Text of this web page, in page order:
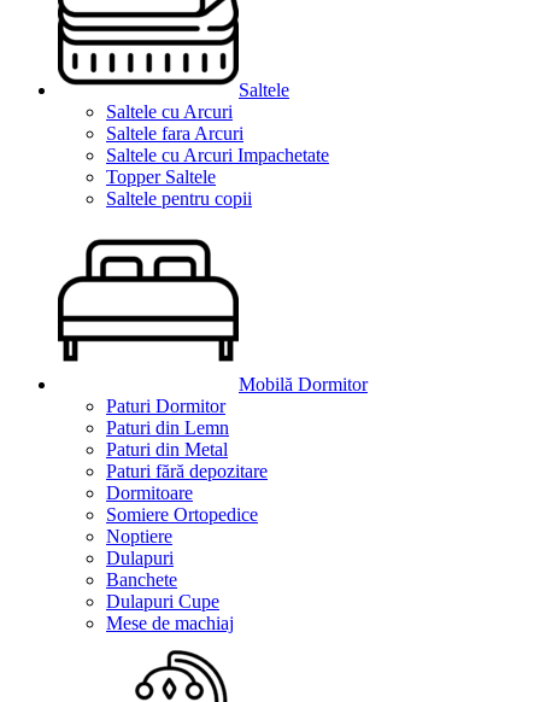
Saltele
Saltele cu Arcuri
Saltele fara Arcuri
Saltele cu Arcuri Impachetate
Topper Saltele
Saltele pentru copii
Mobilă Dormitor
Paturi Dormitor
Paturi din Lemn
Paturi din Metal
Paturi fără depozitare
Dormitoare
Somiere Ortopedice
Noptiere
Dulapuri
Banchete
Dulapuri Cupe
Mese de machiaj